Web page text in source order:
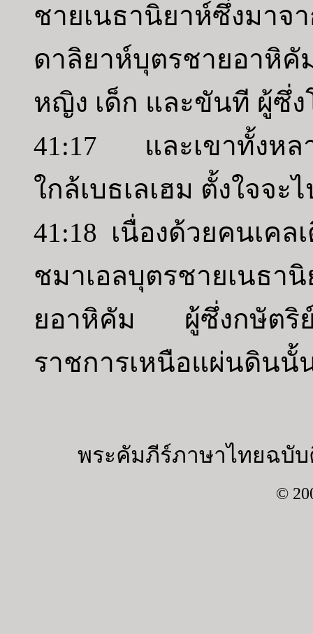
ชายเนธานิยาห์ซึ่งมาจ
ดาลิยาห์บุตรชายอาหิ
หญิง เด็ก และขันที ผู้ซึ่
41:17 และเขาทั้งหล
ใกล้เบธเลเฮม ตั้งใจจะ
41:18 เนื่องด้วยคนเคล
ชมาเอลบุตรชายเนธา
ยอาหิคัม ผู้ซึ่งกษัตริย์
ราชการเหนือแผ่นดินนั้
พระคัมภีร์ภาษาไทยฉบับ
©